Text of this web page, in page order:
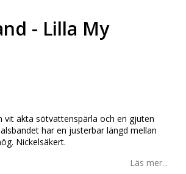
- Lilla My
vit äkta sötvattenspärla och en gjuten
har en justerbar längd mellan
Nickelsäkert.
Läs mer...